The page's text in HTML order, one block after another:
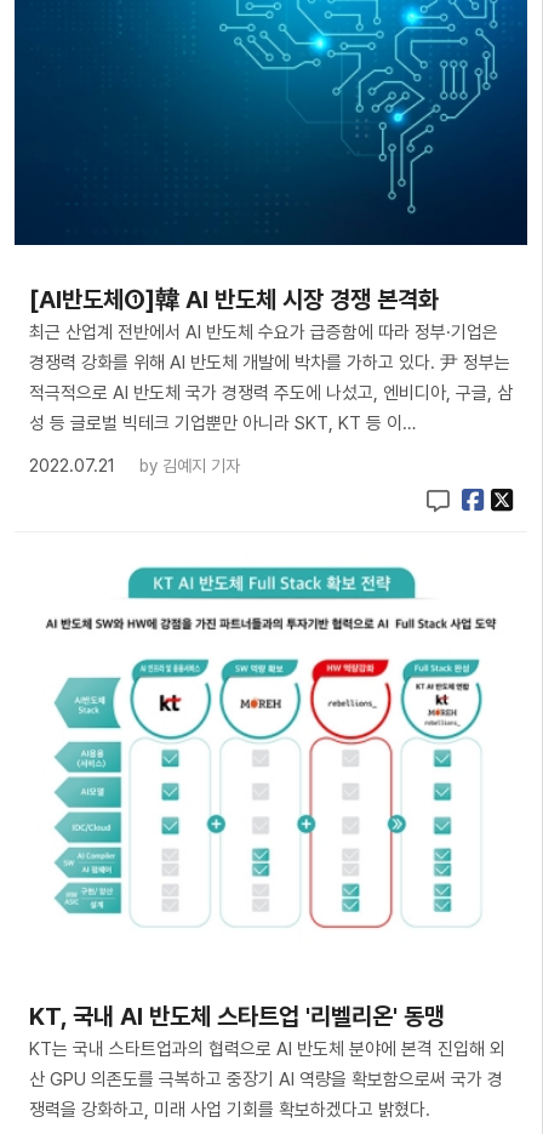
[AI반도체①]韓 AI 반도체 시장 경쟁 본격화
최근 산업계 전반에서 AI 반도체 수요가 급증함에 따라 정부·기업은
경쟁력 강화를 위해 AI 반도체 개발에 박차를 가하고 있다. 尹 정부는
적극적으로 AI 반도체 국가 경쟁력 주도에 나섰고, 엔비디아, 구글, 삼
성 등 글로벌 빅테크 기업뿐만 아니라 SKT, KT 등 이…
2022.07.21
by 김예지 기자
KT, 국내 AI 반도체 스타트업 '리벨리온' 동맹
KT는 국내 스타트업과의 협력으로 AI 반도체 분야에 본격 진입해 외
산 GPU 의존도를 극복하고 중장기 AI 역량을 확보함으로써 국가 경
쟁력을 강화하고, 미래 사업 기회를 확보하겠다고 밝혔다.